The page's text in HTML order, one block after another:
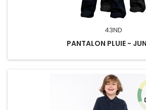
43ND
PANTALON PLUIE -